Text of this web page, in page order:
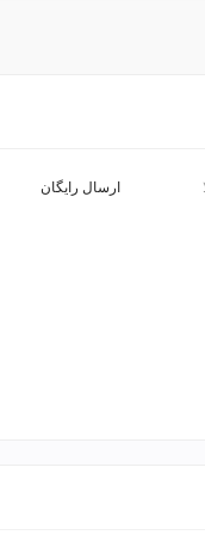
ارسال رایگان